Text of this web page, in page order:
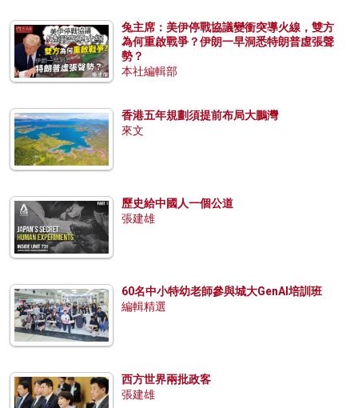
兔主席：美伊停戰協議變衝突導火線，雙方
為何重啟戰爭？伊朗一早洞悉特朗普虛張聲
勢？
本社編輯部
香港五年規劃須提前布局大鵬灣
來文
歷史給中國人一個公道
張建雄
60名中小特幼老師參與城大GenAI培訓班
編輯精選
西方世界兩批政客
張建雄